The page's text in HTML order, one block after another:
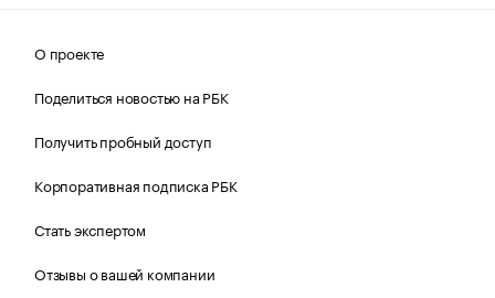
О проекте
Поделиться новостью на РБК
Получить пробный доступ
Корпоративная подписка РБК
Стать экспертом
Отзывы о вашей компании